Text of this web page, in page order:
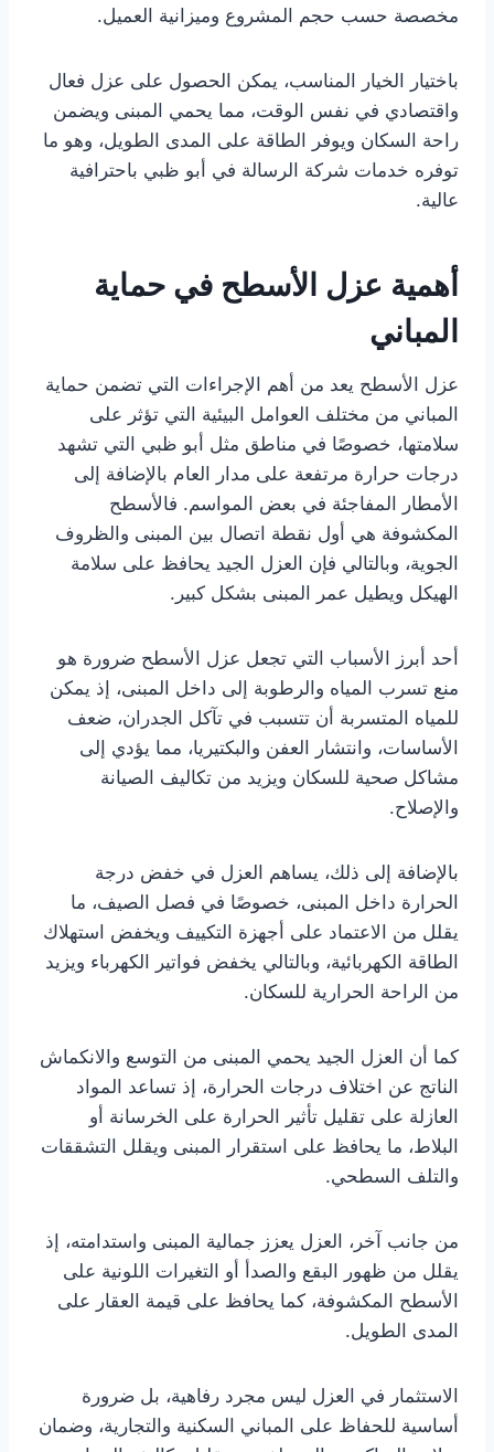
مخصصة حسب حجم المشروع وميزانية العميل.
باختيار الخيار المناسب، يمكن الحصول على عزل فعال
واقتصادي في نفس الوقت، مما يحمي المبنى ويضمن
راحة السكان ويوفر الطاقة على المدى الطويل، وهو ما
توفره خدمات شركة الرسالة في أبو ظبي باحترافية
عالية.
أهمية عزل الأسطح في حماية
المباني
عزل الأسطح يعد من أهم الإجراءات التي تضمن حماية
المباني من مختلف العوامل البيئية التي تؤثر على
سلامتها، خصوصًا في مناطق مثل أبو ظبي التي تشهد
درجات حرارة مرتفعة على مدار العام بالإضافة إلى
الأمطار المفاجئة في بعض المواسم. فالأسطح
المكشوفة هي أول نقطة اتصال بين المبنى والظروف
الجوية، وبالتالي فإن العزل الجيد يحافظ على سلامة
الهيكل ويطيل عمر المبنى بشكل كبير.
أحد أبرز الأسباب التي تجعل عزل الأسطح ضرورة هو
منع تسرب المياه والرطوبة إلى داخل المبنى، إذ يمكن
للمياه المتسربة أن تتسبب في تآكل الجدران، ضعف
الأساسات، وانتشار العفن والبكتيريا، مما يؤدي إلى
مشاكل صحية للسكان ويزيد من تكاليف الصيانة
والإصلاح.
بالإضافة إلى ذلك، يساهم العزل في خفض درجة
الحرارة داخل المبنى، خصوصًا في فصل الصيف، ما
يقلل من الاعتماد على أجهزة التكييف ويخفض استهلاك
الطاقة الكهربائية، وبالتالي يخفض فواتير الكهرباء ويزيد
من الراحة الحرارية للسكان.
كما أن العزل الجيد يحمي المبنى من التوسع والانكماش
الناتج عن اختلاف درجات الحرارة، إذ تساعد المواد
العازلة على تقليل تأثير الحرارة على الخرسانة أو
البلاط، ما يحافظ على استقرار المبنى ويقلل التشققات
والتلف السطحي.
من جانب آخر، العزل يعزز جمالية المبنى واستدامته، إذ
يقلل من ظهور البقع والصدأ أو التغيرات اللونية على
الأسطح المكشوفة، كما يحافظ على قيمة العقار على
المدى الطويل.
الاستثمار في العزل ليس مجرد رفاهية، بل ضرورة
أساسية للحفاظ على المباني السكنية والتجارية، وضمان